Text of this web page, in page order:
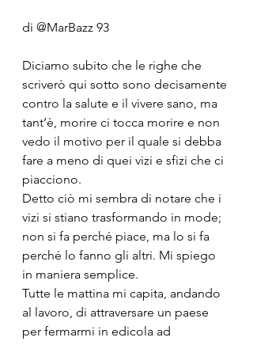
di @MarBazz 93
Diciamo subito che le righe che
scriverò qui sotto sono decisamente
contro la salute e il vivere sano, ma
tant’è, morire ci tocca morire e non
vedo il motivo per il quale si debba
fare a meno di quei vizi e sfizi che ci
piacciono.
Detto ciò mi sembra di notare che i
vizi si stiano trasformando in mode;
non si fa perché piace, ma lo si fa
perché lo fanno gli altri. Mi spiego
in maniera semplice.
Tutte le mattina mi capita, andando
al lavoro, di attraversare un paese
per fermarmi in edicola ad